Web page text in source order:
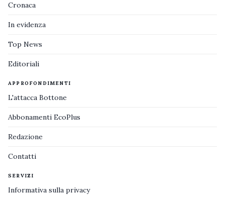
Cronaca
In evidenza
Top News
Editoriali
APPROFONDIMENTI
L'attacca Bottone
Abbonamenti EcoPlus
Redazione
Contatti
SERVIZI
Informativa sulla privacy